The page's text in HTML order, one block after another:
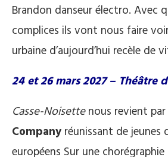
Brandon danseur électro. Avec
complices ils vont nous faire
urbaine d’aujourd’hui recèle de
24 et 26 mars 2027 – Théâtre
Casse-Noisettenous revient par
Company réunissant de jeunes
européens Sur une